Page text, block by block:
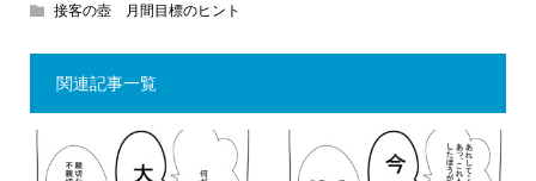
接客の壺 月間目標のヒント
関連記事一覧